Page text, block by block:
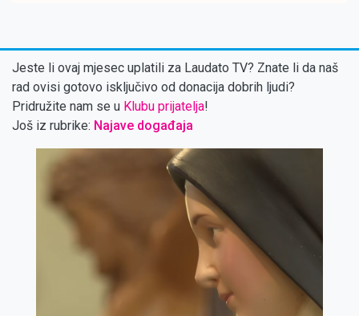
Jeste li ovaj mjesec uplatili za Laudato TV? Znate li da naš
rad ovisi gotovo isključivo od donacija dobrih ljudi?
Pridružite nam se u Klubu prijatelja!
Još iz rubrike: Najave događaja